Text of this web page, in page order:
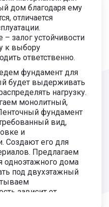
руб.
1 600 руб.
2 100 руб.
3 800
1 700 руб.
2 200 руб.
4 000
руб.
1 800 руб.
дом благодаря ему
отличается
залог устойчивости
к выбору
ответственно.
фундамент для
будет выдерживать
нагрузку.
монолитный,
фундамент
вид,
и
Создают его для
Предлагаем
одноэтажного дома
под двухэтажный
зависит от